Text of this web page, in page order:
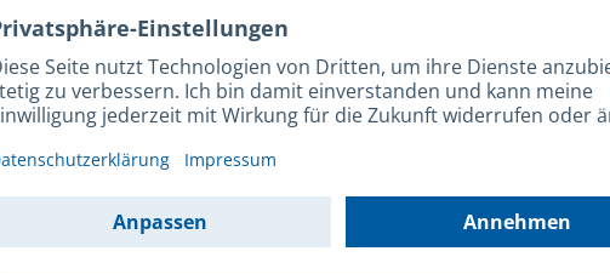
Gebührenrahmen
kostenlos
Links und Downloads